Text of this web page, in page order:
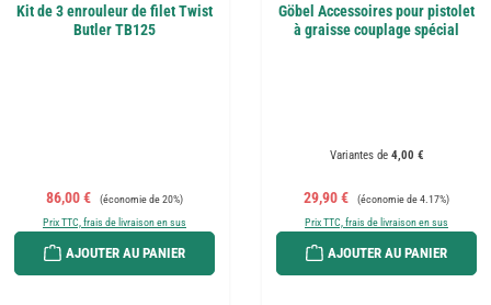
Kit de 3 enrouleur de filet Twist
Butler TB125
Prix de vente :
86,00 € Prix régulier :
(économie de 20%)
Prix TTC, frais de livraison en sus
AJOUTER AU PANIER
Göbel Accessoires pour pistolet
à graisse couplage spécial
Variantes de4,00 €
Prix de vente :
29,90 € Prix régulier :
(économie de 4.17%)
Prix TTC, frais de livraison en sus
AJOUTER AU PANIER